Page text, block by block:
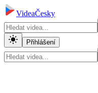
VideaČesky
Přihlášení